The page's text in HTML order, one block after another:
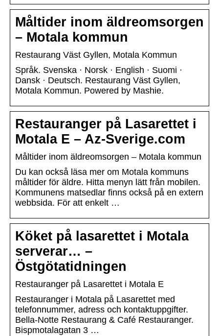
Måltider inom äldreomsorgen
– Motala kommun
Restaurang Väst Gyllen, Motala Kommun
Språk. Svenska · Norsk · English · Suomi ·
Dansk · Deutsch. Restaurang Väst Gyllen,
Motala Kommun. Powered by Mashie.
Restauranger på Lasarettet i
Motala E – Az-Sverige.com
Måltider inom äldreomsorgen – Motala kommun
Du kan också läsa mer om Motala kommuns
måltider för äldre. Hitta menyn lätt från mobilen.
Kommunens matsedlar finns också på en extern
webbsida. För att enkelt …
Köket på lasarettet i Motala
serverar… –
Östgötatidningen
Restauranger på Lasarettet i Motala E
Restauranger i Motala på Lasarettet med
telefonnummer, adress och kontaktuppgifter.
Bella-Notte Restaurang & Café Restauranger.
Bispmotalagatan 3 …